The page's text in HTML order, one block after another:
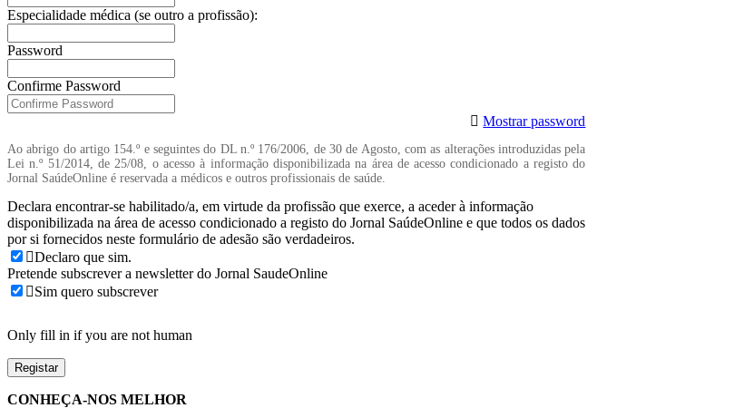
Especialidade médica (se outro a profissão):
Password
Confirme Password
Mostrar password
Ao abrigo do artigo 154.º e seguintes do DL n.º 176/2006, de 30 de Agosto, com as alterações introduzidas pela
Lei n.º 51/2014, de 25/08, o acesso à informação disponibilizada na área de acesso condicionado a registo do
Jornal SaúdeOnline é reservada a médicos e outros profissionais de saúde.
Declara encontrar-se habilitado/a, em virtude da profissão que exerce, a aceder à informação
disponibilizada na área de acesso condicionado a registo do Jornal SaúdeOnline e que todos os dados
por si fornecidos neste formulário de adesão são verdadeiros.
Declaro que sim.
Pretende subscrever a newsletter do Jornal SaudeOnline
Sim quero subscrever
Only fill in if you are not human
CONHEÇA-NOS MELHOR